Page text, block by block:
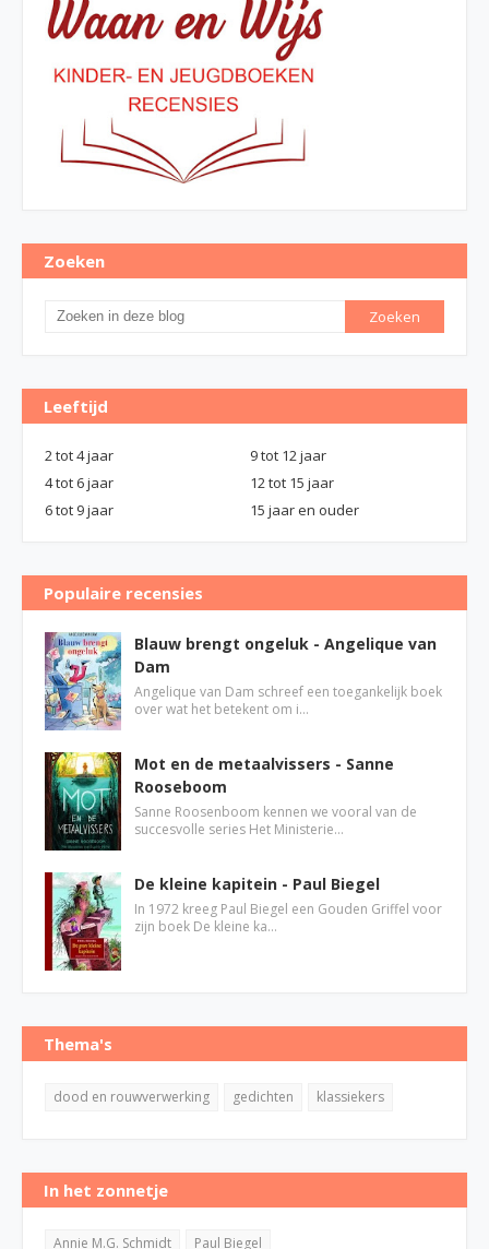
Zoeken
Leeftijd
2 tot 4 jaar
9 tot 12 jaar
4 tot 6 jaar
12 tot 15 jaar
6 tot 9 jaar
15 jaar en ouder
Populaire recensies
Blauw brengt ongeluk - Angelique van
Dam
Angelique van Dam schreef een toegankelijk boek
over wat het betekent om i…
Mot en de metaalvissers - Sanne
Rooseboom
Sanne Roosenboom kennen we vooral van de
succesvolle series Het Ministerie…
De kleine kapitein - Paul Biegel
In 1972 kreeg Paul Biegel een Gouden Griffel voor
zijn boek De kleine ka…
Thema's
dood en rouwverwerking gedichten klassiekers
In het zonnetje
Annie M.G. Schmidt Paul Biegel